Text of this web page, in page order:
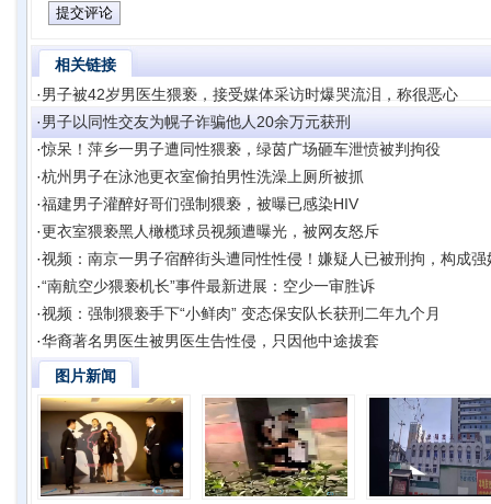
相关链接
·男子被42岁男医生猥亵，接受媒体采访时爆哭流泪，称很恶心
·男子以同性交友为幌子诈骗他人20余万元获刑
·惊呆！萍乡一男子遭同性猥亵，绿茵广场砸车泄愤被判拘役
·杭州男子在泳池更衣室偷拍男性洗澡上厕所被抓
·福建男子灌醉好哥们强制猥亵，被曝已感染HIV
·更衣室猥亵黑人橄榄球员视频遭曝光，被网友怒斥
·视频：南京一男子宿醉街头遭同性性侵！嫌疑人已被刑拘，构成强
·“南航空少猥亵机长”事件最新进展：空少一审胜诉
·视频：强制猥亵手下“小鲜肉” 变态保安队长获刑二年九个月
·华裔著名男医生被男医生告性侵，只因他中途拔套
图片新闻